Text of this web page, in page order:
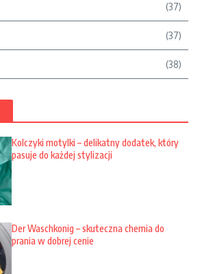
(37)
(37)
(38)
Kolczyki motylki – delikatny dodatek, który
pasuje do każdej stylizacji
Der Waschkonig – skuteczna chemia do
prania w dobrej cenie